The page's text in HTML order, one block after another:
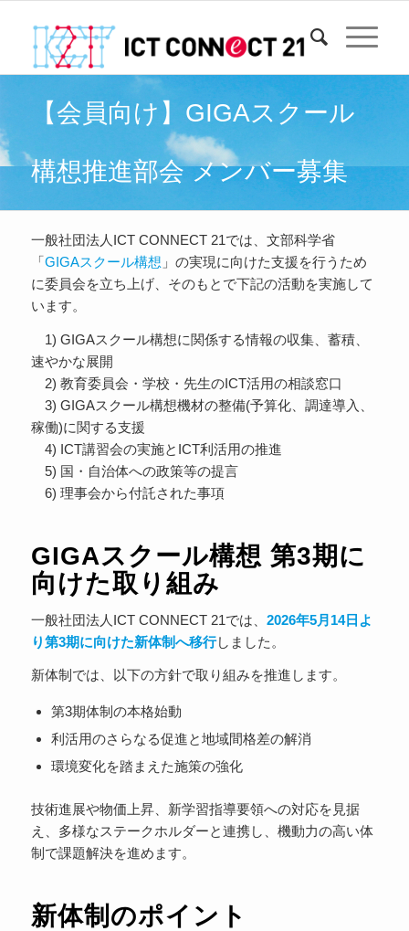
【会員向け】GIGAスクール
構想推進部会 メンバー募集
一般社団法人ICT CONNECT 21では、文部科学省
「GIGAスクール構想 」の実現に向けた支援を行うため
に委員会を立ち上げ、そのもとで下記の活動を実施して
います。
1) GIGAスクール構想に関係する情報の収集、蓄積、
速やかな展開
2) 教育委員会・学校・先生のICT活用の相談窓口
3) GIGAスクール構想機材の整備(予算化、調達導入、
稼働)に関する支援
4) ICT講習会の実施とICT利活用の推進
5) 国・自治体への政策等の提言
6) 理事会から付託された事項
GIGAスクール構想 第3期に
向けた取り組み
一般社団法人ICT CONNECT 21では、 2026年5月14日よ
り第3期に向けた新体制へ移行しました。
新体制では、以下の方針で取り組みを推進します。
第3期体制の本格始動
利活用のさらなる促進と地域間格差の解消
環境変化を踏まえた施策の強化
技術進展や物価上昇、新学習指導要領への対応を見据
え、多様なステークホルダーと連携し、機動力の高い体
制で課題解決を進めます。
新体制のポイント